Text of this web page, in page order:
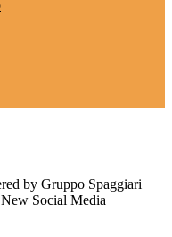
by Gruppo Spaggiari
Social Media